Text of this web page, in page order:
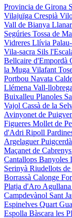
Provincia de Girona
Vilajuïga Crespià
Vall de Bianya
Segúries Tossa de
Vidreres Llívia
Vila-sacra Sils
Bellcaire d'Empordà
la Muga Vilafant
Portbou Navata
Llémena Vall-llobrega
Buixalleu Planoles
Vajol Cassà de la
Avinyonet de
Figueres Mollet de
d'Adri Ripoll
ArgelaguerPuigcerdà
Maçanet de Cabrenys
Cantallops Banyoles
Serinyà Riudellots de
Borrassà Calonge
Platja d'Aro Agullana
Campdevànol Sant
Espinelves Quart
Espolla Bàscara les